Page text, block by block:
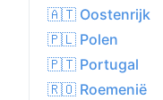
25.2°C
13.8°C
🇦🇹 Oostenrijk
🇵🇱 Polen
🇵🇹 Portugal
🇷🇴 Roemenië